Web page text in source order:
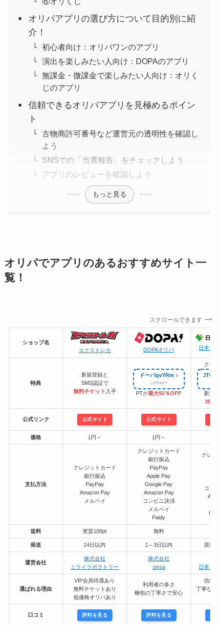
オリパアプリの選び方について目的別に紹
介！
初心者向け：オリパワンのアプリ
演出を楽しみたい人向け：DOPAのアプリ
無課金・微課金で楽しみたい人向け：オリく
じのアプリ
信頼できるオリパアプリを見極めるポイン
ト
古物商許可番号など運営元の透明性を確認し
よう
SNSでの「当選報告」をチェックしよう
アプリのレビューを確認しよう
もっと見る
オリパでアプリのあるおすすめサイト一
覧！
スクロールできます
ショップ名
エクストレカ
DOPAオリパ 日本ト
特典
新規登録と
SMS認証で
無料チケット 入手
ドーパqvYRm
PTが最大92％OFF
クー
JTC-
新規
300
公式リンク 公式サイト 公式サイト
価格 1円～ 1円～
支払方法
クレジットカード
銀行振込
PayPay
Amazon Pay
メルペイ
クレジットカード
銀行振込
PayPay
Apple Pay
Google Pay
Amazon Pay
コンビニ決済
メルペイ
Paidy
クレジ
コン
送料 実質100pt 無料
発送 14日以内 1～3日以内 原則
運営会社
株式会社
ミライラボラトリー
株式会社
sinsa
日本ト
選ばれる理由
VIP会員待遇あり
無料チケットあり
低価格オリパあり
利用者の多さ
梱包の丁寧さで安心
信頼
丁寧な対
口コミ 評判を見る 評判を見る